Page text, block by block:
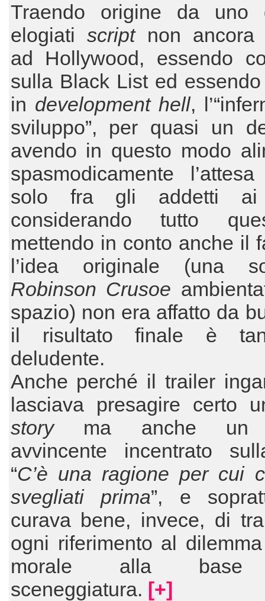
Traendo origine da uno
elogiatiscript non ancora
ad Hollywood, essendo
sulla Black List ed
in development hell,
sviluppo”, per quasi un
avendo in questo modo
spasmodicamente
solo fra gli addetti ai
considerando tutto
mettendo in conto anche il
l’idea originale (una
Robinson Crusoe
spazio) non era affatto da
il risultato finale è
deludente.
Anche perché il trailer
lasciava presagire certo
storyma anche un
avvincente incentrato
“C’è una ragione per cui
svegliati prima”, e
curava bene, invece, di
ogni riferimento al
morale alla base
sceneggiatura. [+]